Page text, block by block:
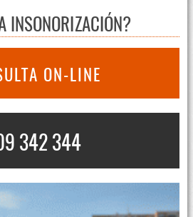
INSONORIZACIÓN?
ON-LINE
342 344